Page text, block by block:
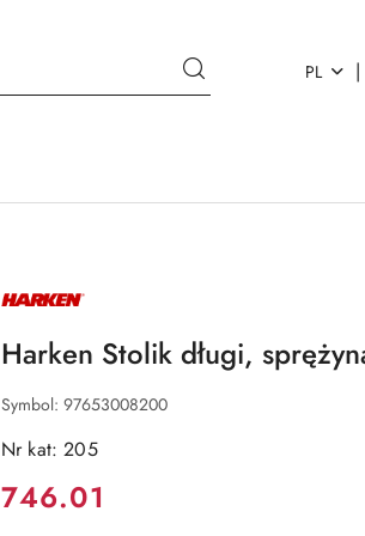
PL |
NAZWA
PRODUCENTA:
Harken Stolik długi,
Symbol: 97653008200
Nr kat: 205
Cena:
746.01